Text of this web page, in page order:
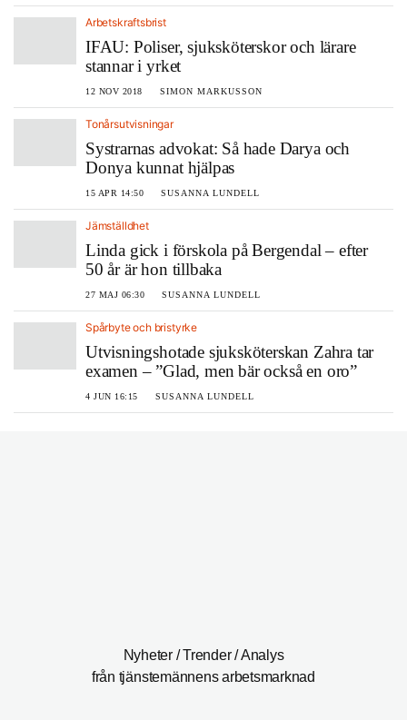
Arbetskraftsbrist
IFAU: Poliser, sjuksköterskor och lärare
stannar i yrket
12 NOV 2018 SIMON MARKUSSON
Tonårsutvisningar
Systrarnas advokat: Så hade Darya och
Donya kunnat hjälpas
15 APR 14:50 SUSANNA LUNDELL
Jämställdhet
Linda gick i förskola på Bergendal – efter
50 år är hon tillbaka
27 MAJ 06:30 SUSANNA LUNDELL
Spårbyte och bristyrke
Utvisningshotade sjuksköterskan Zahra tar
examen – ”Glad, men bär också en oro”
4 JUN 16:15 SUSANNA LUNDELL
Nyheter / Trender / Analys
från tjänstemännens arbetsmarknad